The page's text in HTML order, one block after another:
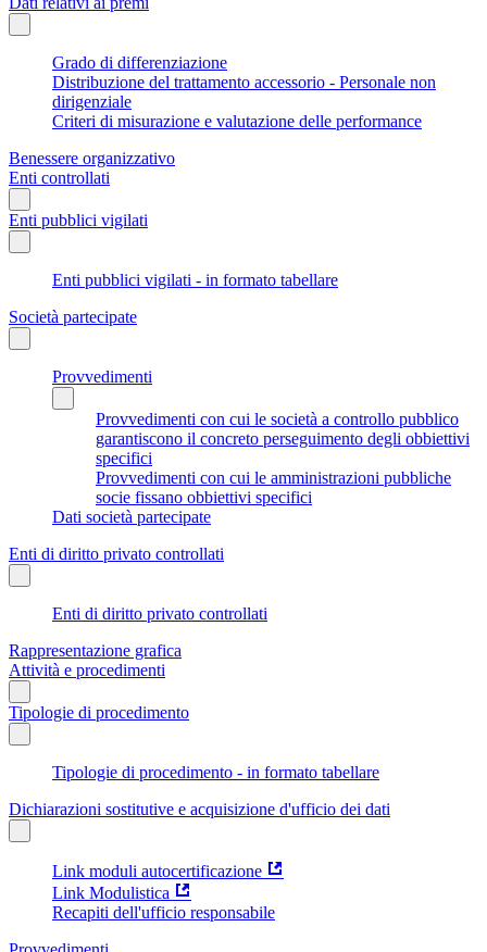
Grado di differenziazione
Distribuzione del trattamento accessorio - Personale non
dirigenziale
Criteri di misurazione e valutazione delle performance
Benessere organizzativo
Enti controllati
Enti pubblici vigilati
Enti pubblici vigilati - in formato tabellare
Società partecipate
Provvedimenti
Provvedimenti con cui le società a controllo pubblico
garantiscono il concreto perseguimento degli obbiettivi
specifici
Provvedimenti con cui le amministrazioni pubbliche
socie fissano obbiettivi specifici
Dati società partecipate
Enti di diritto privato controllati
Enti di diritto privato controllati
Rappresentazione grafica
Attività e procedimenti
Tipologie di procedimento
Tipologie di procedimento - in formato tabellare
Dichiarazioni sostitutive e acquisizione d'ufficio dei dati
Link moduli autocertificazione
Link Modulistica
Recapiti dell'ufficio responsabile